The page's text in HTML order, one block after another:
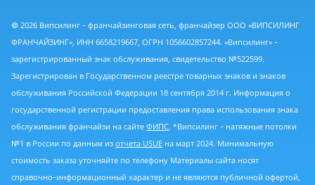
© 2026 Випсилинг - франчайзинговая сеть, франчайзер ООО «ВИПСИЛИНГ
ФРАНЧАЙЗИНГ», ИНН 6658219667, ОГРН 1056602857244. «Випсилинг» -
зарегистрированный знак обслуживания, свидетельство №522599.
Зарегистрирован в Государственном реестре товарных знаков и знаков
обслуживания Российской Федерации 18 сентября 2014 г. Информация о
государственной регистрации предоставления права использования знака
обслуживания франчайзи на сайте ФИПС. *Випсилинг - натяжные потолки
№1 в России по данным из отчета USUE на март 2024. Минимальную
стоимость заказа уточняйте по телефону Материалы сайта носят
справочно-информационный характер и не являются публичной офертой,